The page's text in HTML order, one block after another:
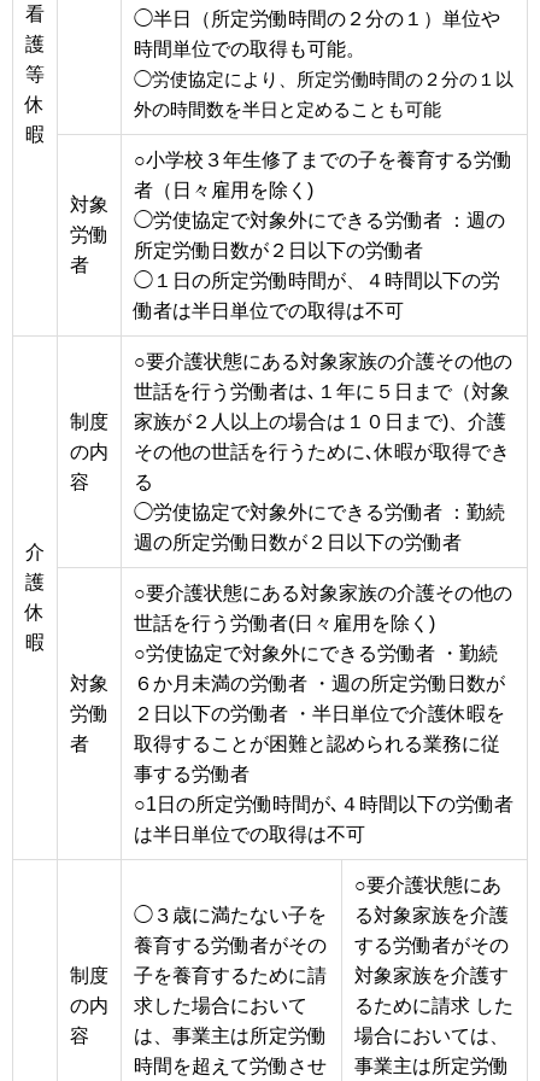
看
護
等
休
暇
◯半日（所定労働時間の２分の１）単位や
時間単位での取得も可能。
◯労使協定により、所定労働時間の２分の１以
外の時間数を半日と定めることも可能
対象
労働
者
○小学校３年生修了 までの子を養育する労働
者（日々雇用を除く)
◯労使協定で対象外にできる労働者 ：週の
所定労働日数が２日以下の労働者
◯１日の所定労働時間が、４時間以下の労
働者は半日単位での取得は不可
介
護
休
暇
制度
の内
容
○要介護状態にある対象家族の介護その他の
世話を行う労働者は､１年に５日まで（対象
家族が２人以上の場合は１０日まで)、介護
その他の世話を行うために､休暇が取得でき
る
◯労使協定で対象外にできる労働者 ：勤続
週の所定労働日数が２日以下の労働者
対象
労働
者
○要介護状態にある対象家族の介護その他の
世話を行う労働者(日々雇用を除く)
○労使協定で対象外にできる労働者 ・勤続
６か月未満の労働者 ・週の所定労働日数が
２日以下の労働者 ・半日単位で介護休暇を
取得することが困難と認められる業務に従
事する労働者
○1日の所定労働時間が､４時間以下の労働者
は半日単位での取得は不可
制度
の内
容
◯３歳に満たない子を
養育する労働者がその
子を養育するために請
求した場合において
は、事業主は所定労働
時間を超えて労働させ
○要介護状態にあ
る対象家族を介護
する労働者がその
対象家族を介護す
るために請求 した
場合においては、
事業主は所定労働